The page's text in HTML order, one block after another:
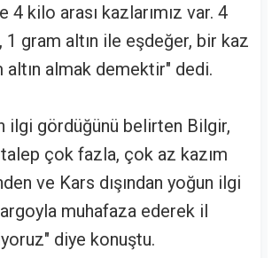
4 kilo arası kazlarımız var. 4
gram altın ile eşdeğer, bir kaz
altın almak demektir" dedi.
ilgi gördüğünü belirten Bilgir,
talep çok fazla, çok az kazım
ve Kars dışından yoğun ilgi
muhafaza ederek il
diye konuştu.